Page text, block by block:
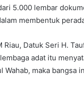
5.000 lembar
membentuk
Riau, Datuk Seri H.
adat itu
Wahab, maka